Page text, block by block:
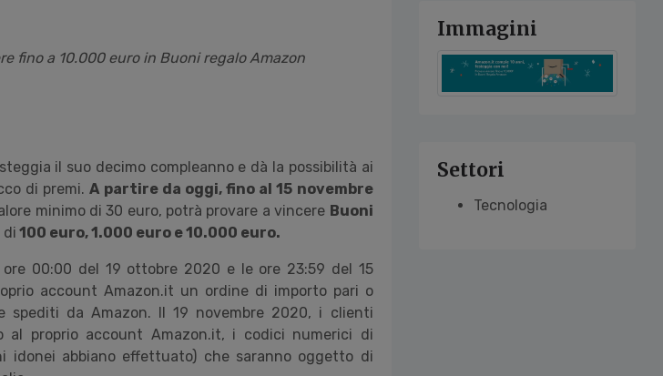
fino a 10.000 euro in Buoni regalo Amazon
il suo decimo compleanno e dà la possibilità ai
di premi.A partire da oggi, fino al 15 novembre
minimo di 30 euro, potrà provare a vincere Buoni
di 100 euro, 1.000 euro e 10.000 euro.
00:00 del 19 ottobre 2020 e le ore 23:59 del 15
account Amazon.it un ordine di importo pari o
spediti da Amazon. Il 19 novembre 2020, i clienti
al proprio account Amazon.it, i codici numerici di
idonei abbiano effettuato) che saranno oggetto di
Immagini
Settori
Tecnologia